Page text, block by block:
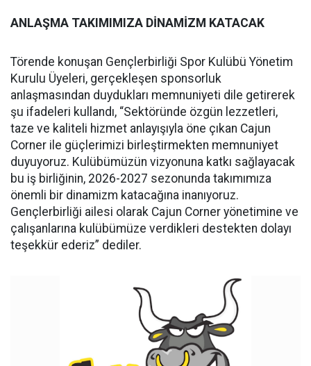
ANLAŞMA TAKIMIMIZA DİNAMİZM KATACAK
Törende konuşan Gençlerbirliği Spor Kulübü Yönetim
Kurulu Üyeleri, gerçekleşen sponsorluk
anlaşmasından duydukları memnuniyeti dile getirerek
şu ifadeleri kullandı, “Sektöründe özgün lezzetleri,
taze ve kaliteli hizmet anlayışıyla öne çıkan Cajun
Corner ile güçlerimizi birleştirmekten memnuniyet
duyuyoruz. Kulübümüzün vizyonuna katkı sağlayacak
bu iş birliğinin, 2026-2027 sezonunda takımımıza
önemli bir dinamizm katacağına inanıyoruz.
Gençlerbirliği ailesi olarak Cajun Corner yönetimine ve
çalışanlarına kulübümüze verdikleri destekten dolayı
teşekkür ederiz” dediler.